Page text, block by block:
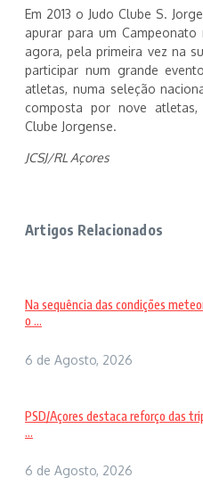
Em 2013 o Judo Clube S.
apurar para um
agora, pela primeira vez na
participar num grande
atletas, numa seleção
composta por nove
Clube Jorgense.
JCSJ/RL Açores
Artigos Relacionados
Na sequência das condições
o ...
6 de Agosto, 2026
PSD/Açores destaca reforço das
...
6 de Agosto, 2026